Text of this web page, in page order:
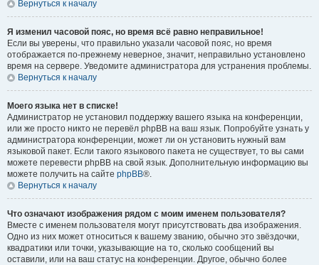
Вернуться к началу
Я изменил часовой пояс, но время всё равно неправильное!
Если вы уверены, что правильно указали часовой пояс, но время
отображается по-прежнему неверное, значит, неправильно установлено
время на сервере. Уведомите администратора для устранения проблемы.
Вернуться к началу
Моего языка нет в списке!
Администратор не установил поддержку вашего языка на конференции,
или же просто никто не перевёл phpBB на ваш язык. Попробуйте узнать у
администратора конференции, может ли он установить нужный вам
языковой пакет. Если такого языкового пакета не существует, то вы сами
можете перевести phpBB на свой язык. Дополнительную информацию вы
можете получить на сайте phpBB®.
Вернуться к началу
Что означают изображения рядом с моим именем пользователя?
Вместе с именем пользователя могут присутствовать два изображения.
Одно из них может относиться к вашему званию, обычно это звёздочки,
квадратики или точки, указывающие на то, сколько сообщений вы
оставили, или на ваш статус на конференции. Другое, обычно более